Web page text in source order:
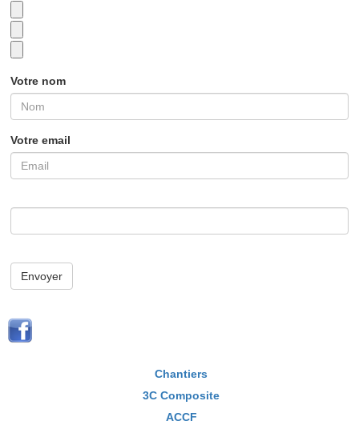
Votre nom
Votre email
Envoyer
Chantiers
3C Composite
ACCF